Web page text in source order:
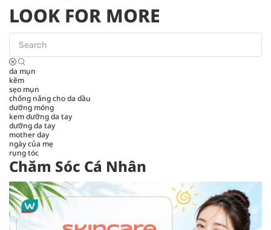
LOOK FOR MORE
da mụn
kẽm
sẹo mụn
chống nắng cho da dầu
dưỡng móng
kem dưỡng da tay
dưỡng da tay
mother day
ngày của mẹ
rụng tóc
Chăm Sóc Cá Nhân